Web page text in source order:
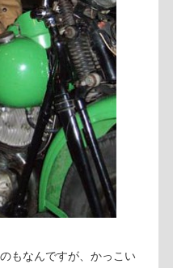
もなんですが、かっこい